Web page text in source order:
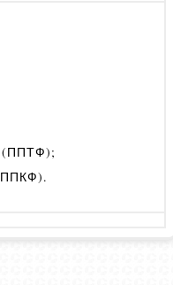
(ППТФ);